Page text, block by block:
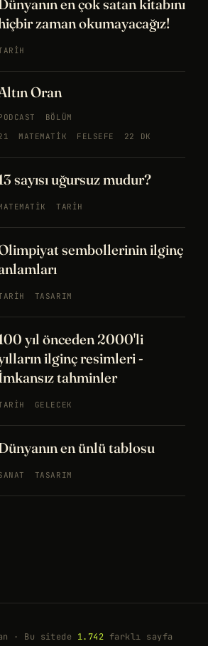
en çok satan kitabını
zaman okumayacağız!
Oran
BÖLÜM
MATEMATIK FELSEFE 22 DK
sayısı uğursuz mudur?
TARIH
sembollerinin ilginç
TASARIM
yıl önceden 2000'li
ilginç resimleri -
tahminler
GELECEK
en ünlü tablosu
TASARIM
· Bu sitede 1.742 farklı sayfa